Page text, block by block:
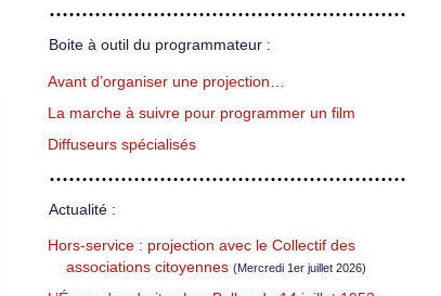
Boite à outil du programmateur :
Avant d’organiser une projection…
La marche à suivre pour programmer un film
Diffuseurs spécialisés
Actualité :
Hors-service : projection avec le Collectif des
associations citoyennes (Mercredi 1er juillet 2026)